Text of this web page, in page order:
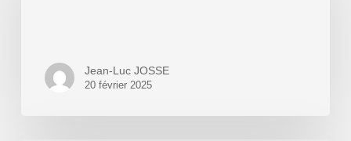
Jean-Luc JOSSE
20 février 2025